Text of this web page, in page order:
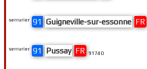
serrurier 91 Pussay FR 91740
serrurier 91 Guigneville-sur-essonne FR